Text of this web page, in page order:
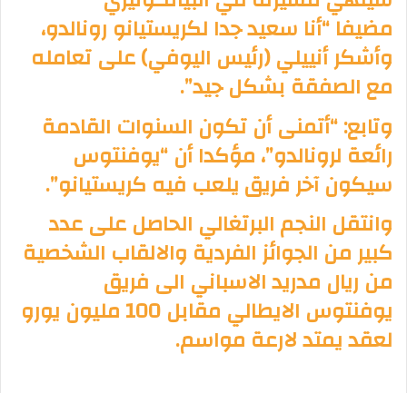
مضيفا “أنا سعيد جدا لكريستيانو رونالدو،
وأشكر أنييلي (رئيس اليوفي) على تعامله
مع الصفقة بشكل جيد”.
وتابع: “أتمنى أن تكون السنوات القادمة
رائعة لرونالدو”، مؤكدا أن “يوفنتوس
سيكون آخر فريق يلعب فيه كريستيانو”.
وانتقل النجم البرتغالي الحاصل على عدد
كبير من الجوائز الفردية والالقاب الشخصية
من ريال مدريد الاسباني الى فريق
يوفنتوس الايطالي مقابل 100 مليون يورو
لعقد يمتد لارعة مواسم.